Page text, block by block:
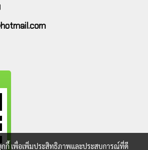
กกี้ เพื่อเพิ่มประสิทธิภาพและประสบการณ์ที่ดี